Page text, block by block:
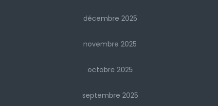
décembre 2025
novembre 2025
octobre 2025
septembre 2025